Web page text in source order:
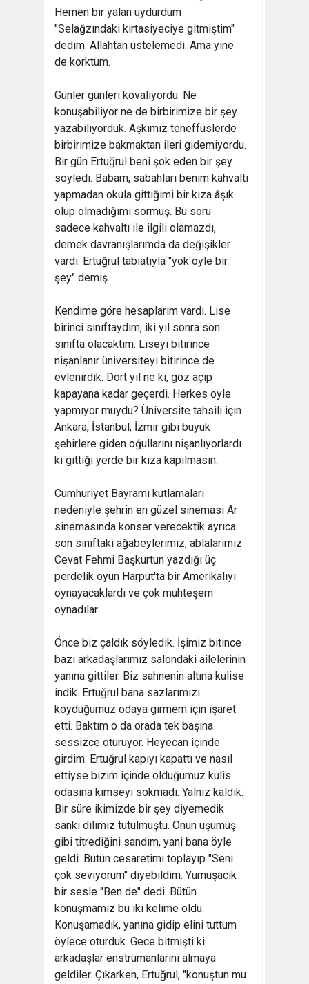
Hemen bir yalan uydurdum
"Selağzındaki kırtasiyeciye gitmiştim"
dedim. Allahtan üstelemedi. Ama yine
de korktum.
Günler günleri kovalıyordu. Ne
konuşabiliyor ne de birbirimize bir şey
yazabiliyorduk. Aşkımız teneffüslerde
birbirimize bakmaktan ileri gidemiyordu.
Bir gün Ertuğrul beni şok eden bir şey
söyledi. Babam, sabahları benim kahvaltı
yapmadan okula gittiğimi bir kıza âşık
olup olmadığımı sormuş. Bu soru
sadece kahvaltı ile ilgili olamazdı,
demek davranışlarımda da değişikler
vardı. Ertuğrul tabiatıyla "yok öyle bir
şey" demiş.
Kendime göre hesaplarım vardı. Lise
birinci sınıftaydım, iki yıl sonra son
sınıfta olacaktım. Liseyi bitirince
nişanlanır üniversiteyi bitirince de
evlenirdik. Dört yıl ne ki, göz açıp
kapayana kadar geçerdi. Herkes öyle
yapmıyor muydu? Üniversite tahsili için
Ankara, İstanbul, İzmir gibi büyük
şehirlere giden oğullarını nişanlıyorlardı
ki gittiği yerde bir kıza kapılmasın.
Cumhuriyet Bayramı kutlamaları
nedeniyle şehrin en güzel sineması Ar
sinemasında konser verecektik ayrıca
son sınıftaki ağabeylerimiz, ablalarımız
Cevat Fehmi Başkurtun yazdığı üç
perdelik oyun Harput'ta bir Amerikalıyı
oynayacaklardı ve çok muhteşem
oynadılar.
Önce biz çaldık söyledik. İşimiz bitince
bazı arkadaşlarımız salondaki ailelerinin
yanına gittiler. Biz sahnenin altına kulise
indik. Ertuğrul bana sazlarımızı
koyduğumuz odaya girmem için işaret
etti. Baktım o da orada tek başına
sessizce oturuyor. Heyecan içinde
girdim. Ertuğrul kapıyı kapattı ve nasıl
ettiyse bizim içinde olduğumuz kulis
odasına kimseyi sokmadı. Yalnız kaldık.
Bir süre ikimizde bir şey diyemedik
sanki dilimiz tutulmuştu. Onun üşümüş
gibi titrediğini sandım, yani bana öyle
geldi. Bütün cesaretimi toplayıp "Seni
çok seviyorum" diyebildim. Yumuşacık
bir sesle "Ben de" dedi. Bütün
konuşmamız bu iki kelime oldu.
Konuşamadık, yanına gidip elini tuttum
öylece oturduk. Gece bitmişti ki
arkadaşlar enstrümanlarını almaya
geldiler. Çıkarken, Ertuğrul, "konuştun mu